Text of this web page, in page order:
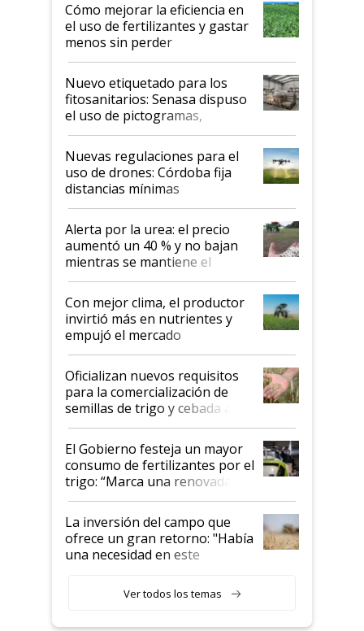
Cómo mejorar la eficiencia en
el uso de fertilizantes y gastar
menos sin perder
productividad en la campaña
fina
Nuevo etiquetado para los
fitosanitarios: Senasa dispuso
el uso de pictogramas,
palabras de advertencia e
indicaciones
Nuevas regulaciones para el
uso de drones: Córdoba fija
distancias mínimas
Alerta por la urea: el precio
aumentó un 40 % y no bajan
mientras se mantiene el
conflicto en Medio Oriente
Con mejor clima, el productor
invirtió más en nutrientes y
empujó el mercado
Oficializan nuevos requisitos
para la comercialización de
semillas de trigo y cebada a
granel
El Gobierno festeja un mayor
consumo de fertilizantes por el
trigo: “Marca una renovada
confianza de los productores”
La inversión del campo que
ofrece un gran retorno: "Había
una necesidad en este
Ver todos los temas